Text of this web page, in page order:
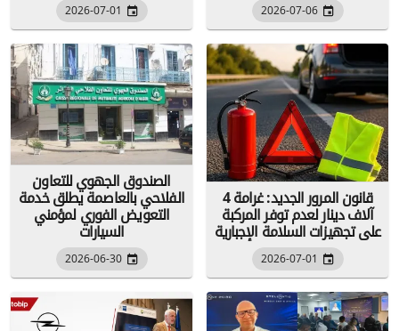
2026-07-06
2026-07-01
قانون المرور الجديد: غرامة 4
آلاف دينار لعدم توفر المركبة
على تجهيزات السلامة الإجبارية
2026-07-01
الصندوق الجهوي للتعاون
الفلاحي بالعاصمة يطلق خدمة
التعويض الفوري لمؤمني
السيارات
2026-06-30